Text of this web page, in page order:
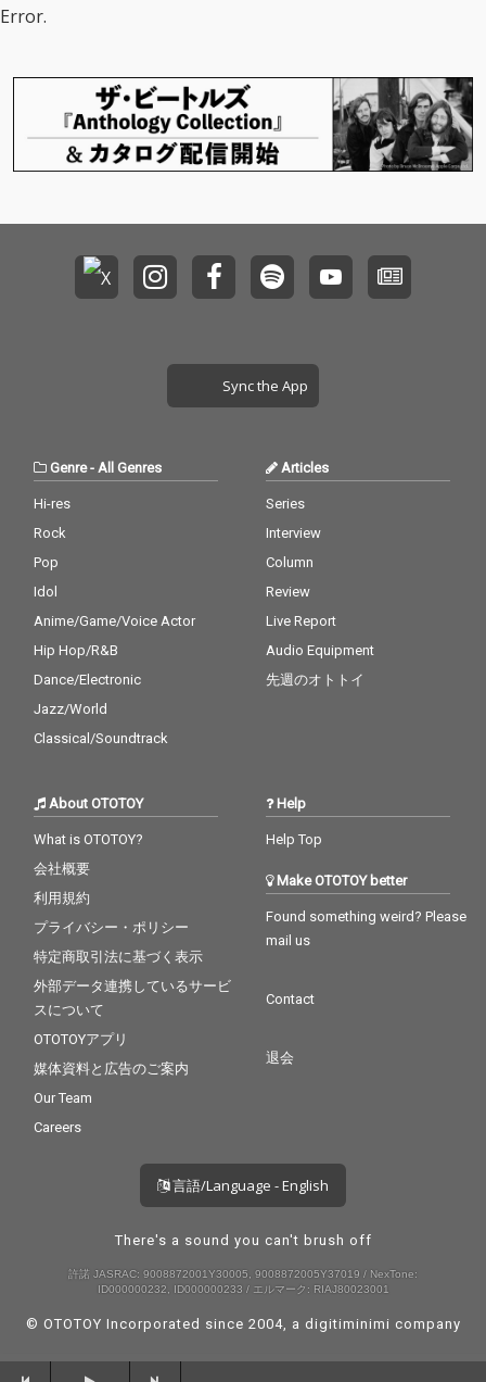
D / JUMBO MAATCH / B
IG BEAR / ARM STRON
G / KYO虎 / RAY / ARC-
MAN / ONEDER / POW
ER WAVE / 一景 / KURO
アーティスト- NG HEA
D / JUMBO MAATCH / B
IG BEAR / ARM STRON
G / KYO虎 / RAY / ARC-
MAN / ONEDER / POW
EEGA / NEGAI / KOYO
Error.
Sync the App
Genre- All Genres
Hi-res
Rock
Pop
Idol
Anime/Game/Voice Actor
Hip Hop/R&B
Dance/Electronic
Jazz/World
Classical/Soundtrack
Articles
Series
Interview
Column
Review
Live Report
Audio Equipment
先週のオトトイ
About OTOTOY
What is OTOTOY?
会社概要
利用規約
プライバシー・ポリシー
特定商取引法に基づく表示
外部データ連携しているサービ
スについて
OTOTOYアプリ
媒体資料と広告のご案内
Our Team
Careers
Help
Help Top
Make OTOTOY better
Found something weird? Please
mail us
Contact
退会
言語/Language - English
There's a sound you can't brush off
許諾 JASRAC: 9008872001Y30005, 9008872005Y37019 / NexTone:
ID000000232, ID000000233 / エルマーク: RIAJ80023001
© OTOTOY Incorporated since 2004, a digitiminimi company